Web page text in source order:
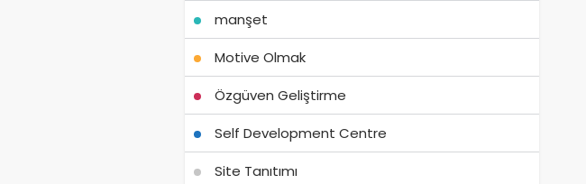
manşet
Motive Olmak
Özgüven Geliştirme
Self Development Centre
Site Tanıtımı